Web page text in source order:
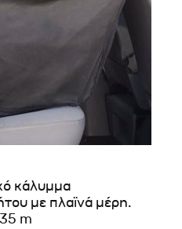
κάλυμμα
με πλαϊνά μέρη.
m